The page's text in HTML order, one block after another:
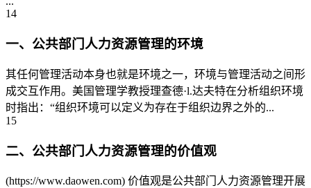
14
一、公共部门人力资源管理的环境
其任何管理活动本身也就是环境之一，环境与管理活动之间形
成交互作用。美国管理学教授理查德·l.达夫特在分析组织环境
时指出：“组织环境可以定义为存在于组织边界之外的...
15
二、公共部门人力资源管理的价值观
(https://www.daowen.com) 价值观是公共部门人力资源管理开展